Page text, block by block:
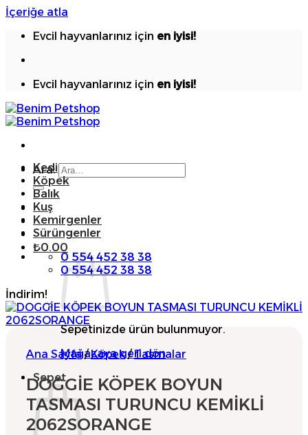
İçeriğe atla
Evcil hayvanlarınız için en iyisi!
Evcil hayvanlarınız için en iyisi!
Ara:
₺0.00
Sepetinizde ürün bulunmuyor.
Mağazaya geri dön
Sepet
Kedi
Köpek
Balık
Kuş
Kemirgenler
Sürüngenler
0 554 452 38 38
0 554 452 38 38
İndirim!
Ana Sayfa / Köpek / Tasmalar
DOGGİE KÖPEK BOYUN
TASMASI TURUNCU KEMİKLİ
2062SORANGE